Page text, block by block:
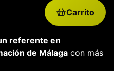
referente en
de Málaga con más
Carrito